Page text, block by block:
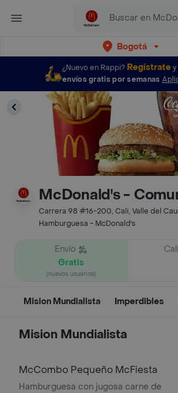
Bogotá
¿Nuevo en Rappi? Regístrate
envíos gratis por semanas
McDonald's -
Carrera 98 #16-200, Cali, Valle del
Hamburguesa - McDonald's
Envío
Gratis
(nuevos usuarios)
Mision Mundialista Imperdibles
Mision Mundialista
McCombo Pequeño McFiesta
Hamburguesa con jugosa carne de